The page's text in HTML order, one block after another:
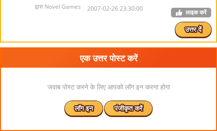
द्वारा Novel Games 2007-02-26 23:30:00 लाइक करें
उत्तर दें
एक उत्तर पोस्ट करें
जवाब पोस्ट करने के लिए आपको लॉग इन करना होगा
लॉग इन पंजीकृत करें